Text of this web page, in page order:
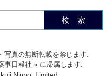
検 索
写真の無断転載を禁じます.
事日報社 » に帰属します.